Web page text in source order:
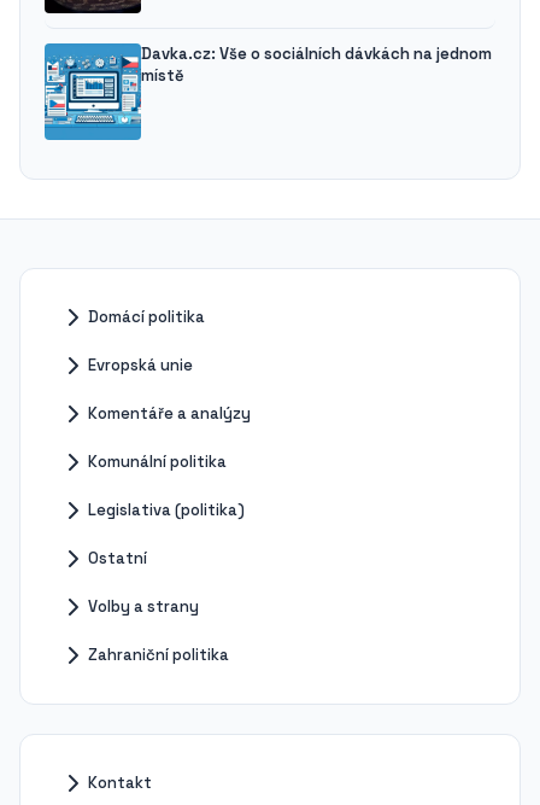
Davka.cz: Vše o sociálních dávkách na jednom
místě
Domácí politika
Evropská unie
Komentáře a analýzy
Komunální politika
Legislativa (politika)
Ostatní
Volby a strany
Zahraniční politika
Kontakt